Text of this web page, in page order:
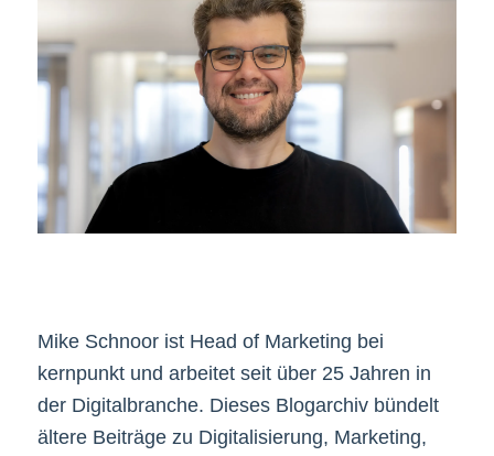
Mike Schnoor ist Head of Marketing bei
kernpunkt und arbeitet seit über 25 Jahren in
der Digitalbranche. Dieses Blogarchiv bündelt
ältere Beiträge zu Digitalisierung, Marketing,